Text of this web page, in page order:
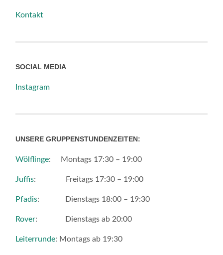
Kontakt
SOCIAL MEDIA
Instagram
UNSERE GRUPPENSTUNDENZEITEN:
Wölflinge: Montags 17:30 – 19:00
Juffis: Freitags 17:30 – 19:00
Pfadis: Dienstags 18:00 – 19:30
Rover: Dienstags ab 20:00
Leiterrunde: Montags ab 19:30